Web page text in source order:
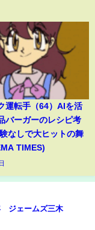
運転手（64）AIを活
バーガーのレシピ考
なしで大ヒットの舞
TIMES)
ジェームズ三木